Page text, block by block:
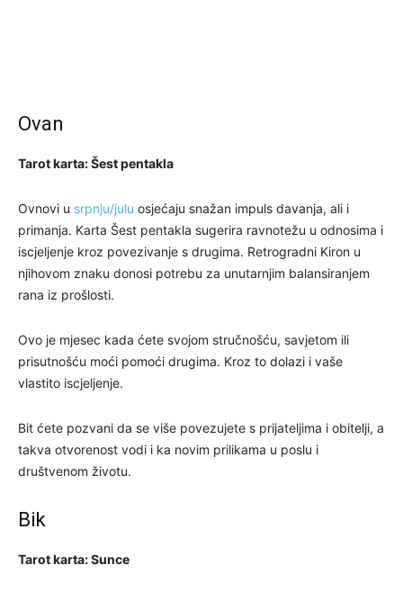
Ovan
Tarot karta: Šest pentakla
Ovnovi u srpnju/julu osjećaju snažan impuls davanja, ali i
primanja. Karta Šest pentakla sugerira ravnotežu u odnosima i
iscjeljenje kroz povezivanje s drugima. Retrogradni Kiron u
njihovom znaku donosi potrebu za unutarnjim balansiranjem
rana iz prošlosti.
Ovo je mjesec kada ćete svojom stručnošću, savjetom ili
prisutnošću moći pomoći drugima. Kroz to dolazi i vaše
vlastito iscjeljenje.
Bit ćete pozvani da se više povezujete s prijateljima i obitelji, a
takva otvorenost vodi i ka novim prilikama u poslu i
društvenom životu.
Bik
Tarot karta: Sunce